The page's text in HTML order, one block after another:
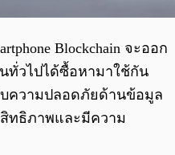
Blockchain จะออก
ทั่วไปได้ซื้อหามาใช้กัน
ความปลอดภัยด้านข้อมูล
ทธิภาพและมีความ